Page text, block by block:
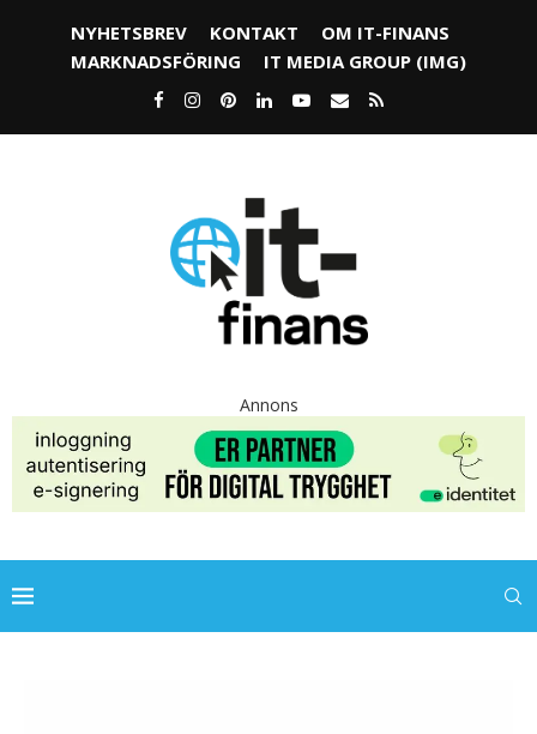
NYHETSBREV KONTAKT
OM IT-FINANS
MARKNADSFÖRING
IT MEDIA GROUP (IMG)
Annons